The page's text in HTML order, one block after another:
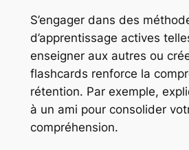
S’engager dans des
d’apprentissage actives
enseigner aux autres ou
flashcards renforce la
rétention. Par exemple,
à un ami pour consolider
compréhension.